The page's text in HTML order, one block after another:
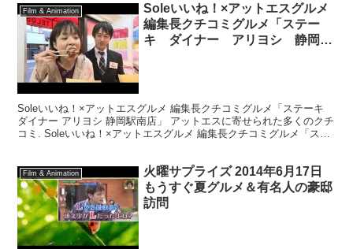
Film & Animation
Soleいいね！×アットエスグルメ
編集長クチコミグルメ「ステー
キ ダイナー アリヨシ 静岡駅
Soleいいね！×アットエスグルメ 編集長クチコミグルメ「ステーキ
ダイナー アリヨシ 静岡駅南店」 アットエスに寄せられた多くのクチ
コミ. Soleいいね！×アットエスグルメ 編集長クチコミグルメ「ステ
Film & Animation
火曜サプライズ 2014年6月17日
もうすぐ夏グルメ＆有名人の豪邸
訪問